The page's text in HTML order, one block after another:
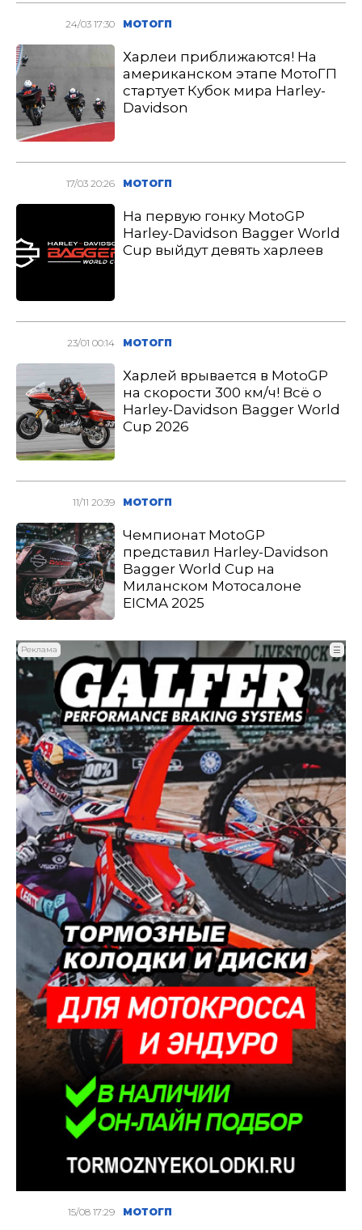
24/03 17:30 МОТОГП
Харлеи приближаются! На
американском этапе МотоГП
стартует Кубок мира Harley-
Davidson
17/03 20:26 МОТОГП
На первую гонку MotoGP
Harley-Davidson Bagger World
Cup выйдут девять харлеев
23/01 00:14 МОТОГП
Харлей врывается в MotoGP
на скорости 300 км/ч! Всё о
Harley-Davidson Bagger World
Cup 2026
11/11 20:39 МОТОГП
Чемпионат MotoGP
представил Harley-Davidson
Bagger World Cup на
Миланском Мотосалоне
EICMA 2025
Реклама ☰
15/08 17:29 МОТОГП